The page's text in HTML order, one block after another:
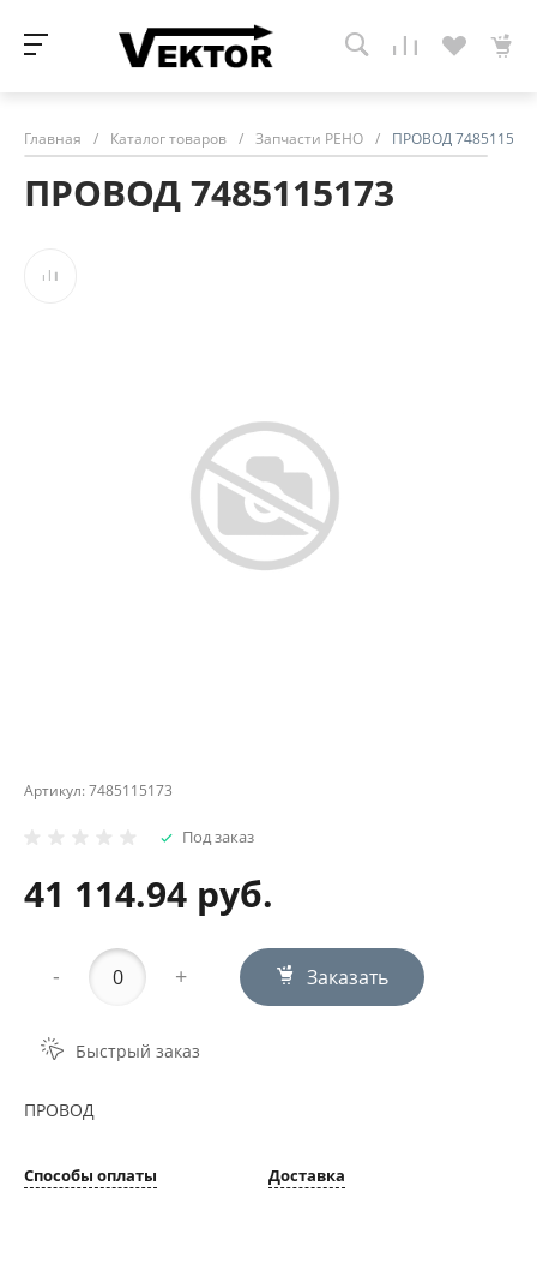
Главная / Каталог товаров / Запчасти РЕНО / ПРОВОД
ПРОВОД 7485115173
Артикул:7485115173
Под заказ
41 114.94 руб.
- + Заказать
Быстрый заказ
ПРОВОД
Способы оплаты Доставка